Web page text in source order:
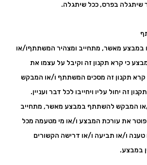
שיתגלה בפרס, ככל שיתגלה.
במבצע מאשר, מתחייב ומצהיר המשתתףו/או
כי קרא תקנון זה וקיבל על עצמו את
קרא תקנון זה מסכים המשתתף ו/או המבקש
זה יחול עליו ויחייבו לכל דבר ועניין.
או המבקש להשתתף במבצע מאשר, מתחייב
פוטר את עורכת המבצע ו/או מי מטעמה מכל
טענה ו/או תביעה ו/או דרישה הקשורים
במבצע.